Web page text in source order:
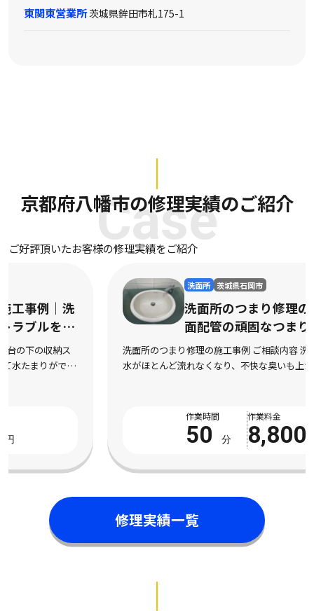
東関東営業所茨城県鉾田市札175-1
Case
京都府八幡市の修理実績のご紹介
ご好評頂いたお客様の修理実績をご紹介
茨城県石岡市
洗面所のつまり修理の施工事例｜洗
面配管の頑固なつまりを迅速に解消
洗面所のつまり修理の施工事例 ご相談内容 洗面台の排水口から
水がほとんど流れなくなり、不快な臭いも上がってくるようにな
8,800 円
修理実績一覧